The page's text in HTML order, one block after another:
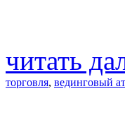
читать
торговля, вединговый